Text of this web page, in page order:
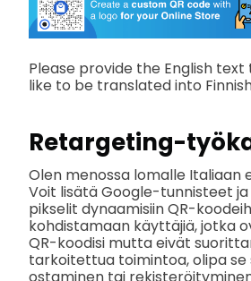
Please provide the English
like to be translated into
Retargeting-
Olen menossa lomalle Italiaan
Voit lisätä Google-tunnisteet
pikselit dynaamisiin QR-
kohdistamaan käyttäjiä, jotka
QR-koodisi mutta eivät
tarkoitettua toimintoa, olipa